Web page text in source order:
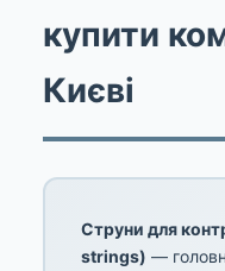
купити
Києві
Струни для
strings) —